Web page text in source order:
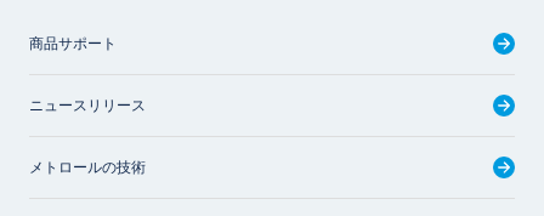
商品サポート
ニュースリリース
メトロールの技術